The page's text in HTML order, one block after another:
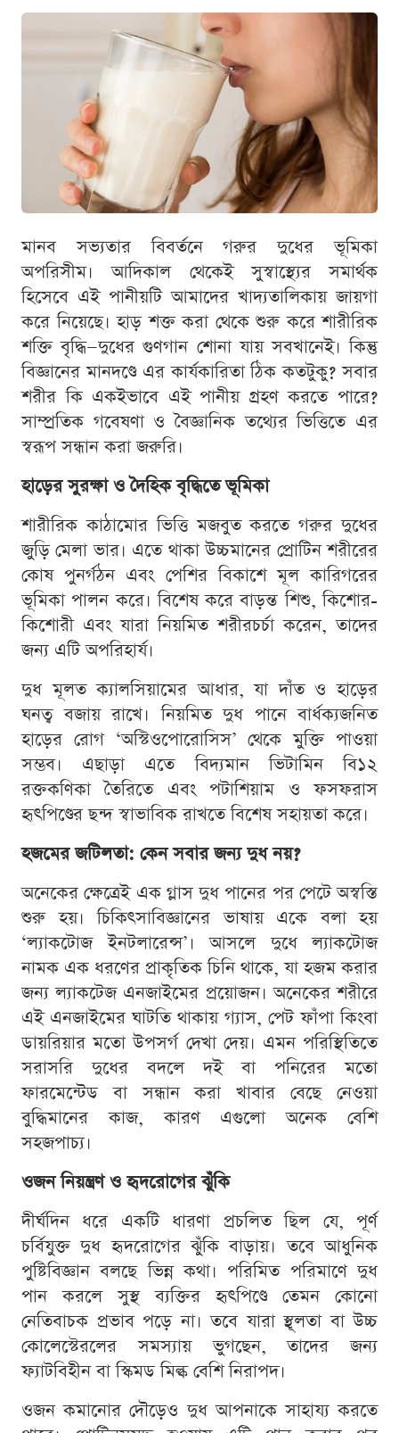
মানব সভ্যতার বিবর্তনে গরুর দুধের ভূমিকা
অপরিসীম। আদিকাল থেকেই সুস্বাস্থ্যের সমার্থক
হিসেবে এই পানীয়টি আমাদের খাদ্যতালিকায় জায়গা
করে নিয়েছে। হাড় শক্ত করা থেকে শুরু করে শারীরিক
শক্তি বৃদ্ধি—দুধের গুণগান শোনা যায় সবখানেই। কিন্তু
বিজ্ঞানের মানদণ্ডে এর কার্যকারিতা ঠিক কতটুকু? সবার
শরীর কি একইভাবে এই পানীয় গ্রহণ করতে পারে?
সাম্প্রতিক গবেষণা ও বৈজ্ঞানিক তথ্যের ভিত্তিতে এর
স্বরূপ সন্ধান করা জরুরি।
হাড়ের সুরক্ষা ও দৈহিক বৃদ্ধিতে ভূমিকা
শারীরিক কাঠামোর ভিত্তি মজবুত করতে গরুর দুধের
জুড়ি মেলা ভার। এতে থাকা উচ্চমানের প্রোটিন শরীরের
কোষ পুনর্গঠন এবং পেশির বিকাশে মূল কারিগরের
ভূমিকা পালন করে। বিশেষ করে বাড়ন্ত শিশু, কিশোর-
কিশোরী এবং যারা নিয়মিত শরীরচর্চা করেন, তাদের
জন্য এটি অপরিহার্য।
দুধ মূলত ক্যালসিয়ামের আধার, যা দাঁত ও হাড়ের
ঘনত্ব বজায় রাখে। নিয়মিত দুধ পানে বার্ধক্যজনিত
হাড়ের রোগ ‘অস্টিওপোরোসিস’ থেকে মুক্তি পাওয়া
সম্ভব। এছাড়া এতে বিদ্যমান ভিটামিন বি১২
রক্তকণিকা তৈরিতে এবং পটাশিয়াম ও ফসফরাস
হৃৎপিণ্ডের ছন্দ স্বাভাবিক রাখতে বিশেষ সহায়তা করে।
হজমের জটিলতা: কেন সবার জন্য দুধ নয়?
অনেকের ক্ষেত্রেই এক গ্লাস দুধ পানের পর পেটে অস্বস্তি
শুরু হয়। চিকিৎসাবিজ্ঞানের ভাষায় একে বলা হয়
‘ল্যাকটোজ ইনটলারেন্স’। আসলে দুধে ল্যাকটোজ
নামক এক ধরণের প্রাকৃতিক চিনি থাকে, যা হজম করার
জন্য ল্যাকটেজ এনজাইমের প্রয়োজন। অনেকের শরীরে
এই এনজাইমের ঘাটতি থাকায় গ্যাস, পেট ফাঁপা কিংবা
ডায়রিয়ার মতো উপসর্গ দেখা দেয়। এমন পরিস্থিতিতে
সরাসরি দুধের বদলে দই বা পনিরের মতো
ফারমেন্টেড বা সন্ধান করা খাবার বেছে নেওয়া
বুদ্ধিমানের কাজ, কারণ এগুলো অনেক বেশি
সহজপাচ্য।
ওজন নিয়ন্ত্রণ ও হৃদরোগের ঝুঁকি
দীর্ঘদিন ধরে একটি ধারণা প্রচলিত ছিল যে, পূর্ণ
চর্বিযুক্ত দুধ হৃদরোগের ঝুঁকি বাড়ায়। তবে আধুনিক
পুষ্টিবিজ্ঞান বলছে ভিন্ন কথা। পরিমিত পরিমাণে দুধ
পান করলে সুস্থ ব্যক্তির হৃৎপিণ্ডে তেমন কোনো
নেতিবাচক প্রভাব পড়ে না। তবে যারা স্থূলতা বা উচ্চ
কোলেস্টেরলের সমস্যায় ভুগছেন, তাদের জন্য
ফ্যাটবিহীন বা স্কিমড মিল্ক বেশি নিরাপদ।
ওজন কমানোর দৌড়েও দুধ আপনাকে সাহায্য করতে